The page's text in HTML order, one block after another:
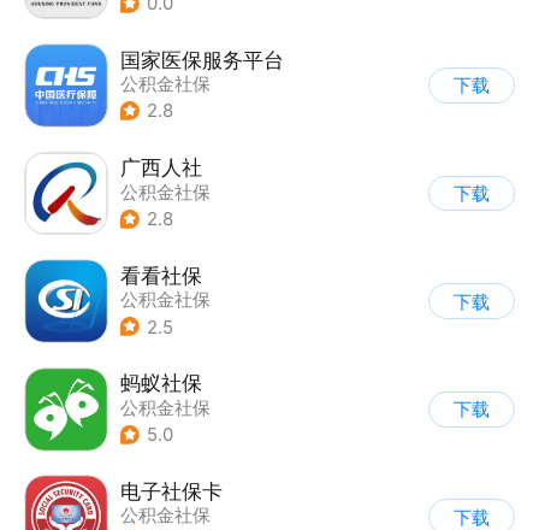
国家医保服务平台
公积金社保
2.8
下载
广西人社
公积金社保
2.8
下载
看看社保
公积金社保
2.5
下载
蚂蚁社保
公积金社保
5.0
下载
电子社保卡
公积金社保
下载